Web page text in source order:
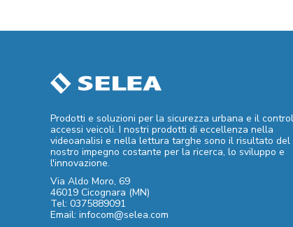
Prodotti e soluzioni per la sicurezza urbana e il
accessi veicoli. I nostri prodotti di eccellenza nella
videoanalisi e nella lettura targhe sono il risultato del
nostro impegno costante per la ricerca, lo sviluppo e
l'innovazione.
Via Aldo Moro, 69
46019 Cicognara (MN)
Tel: 0375889091
Email: infocom@selea.com